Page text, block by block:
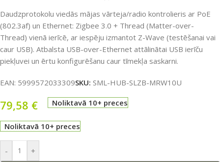
Daudzprotokolu viedās mājas vārteja/radio kontrolieris ar PoE
(802.3af) un Ethernet: Zigbee 3.0 + Thread (Matter-over-
Thread) vienā ierīcē, ar iespēju izmantot Z-Wave (testēšanai vai
caur USB). Atbalsta USB-over-Ethernet attālinātai USB ierīču
piekļuvei un ērtu konfigurēšanu caur tīmekļa saskarni.
EAN: 5999572033309SKU: SML-HUB-SLZB-MRW10U
79,58 € Noliktavā 10+ preces
Noliktavā 10+ preces
- +